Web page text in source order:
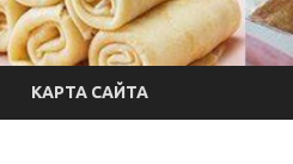
КАРТА САЙТА